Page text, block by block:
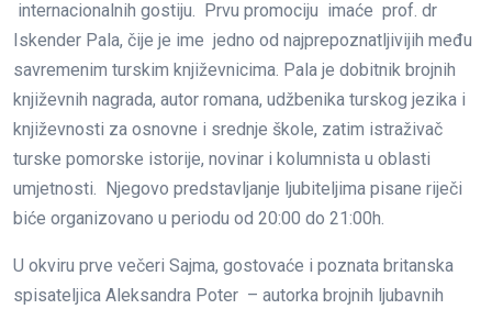
internacionalnih gostiju. Prvu promociju imaće prof. dr
Iskender Pala, čije je ime jedno od najprepoznatljivijih među
savremenim turskim književnicima. Pala je dobitnik brojnih
književnih nagrada, autor romana, udžbenika turskog jezika i
književnosti za osnovne i srednje škole, zatim istraživač
turske pomorske istorije, novinar i kolumnista u oblasti
umjetnosti. Njegovo predstavljanje ljubiteljima pisane riječi
biće organizovano u periodu od 20:00 do 21:00h.
U okviru prve večeri Sajma, gostovaće i poznata britanska
spisateljica Aleksandra Poter – autorka brojnih ljubavnih